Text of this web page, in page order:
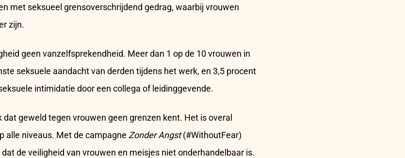
met seksueel grensoverschrijdend gedrag, waarbij vrouwen
zijn.
geen vanzelfsprekendheid. Meer dan 1 op de 10 vrouwen in
seksuele aandacht van derden tijdens het werk, en 3,5 procent
intimidatie door een collega of leidinggevende.
dat geweld tegen vrouwen geen grenzen kent. Het is overal
alle niveaus. Met de campagne Zonder Angst(#WithoutFear)
de veiligheid van vrouwen en meisjes niet onderhandelbaar is.